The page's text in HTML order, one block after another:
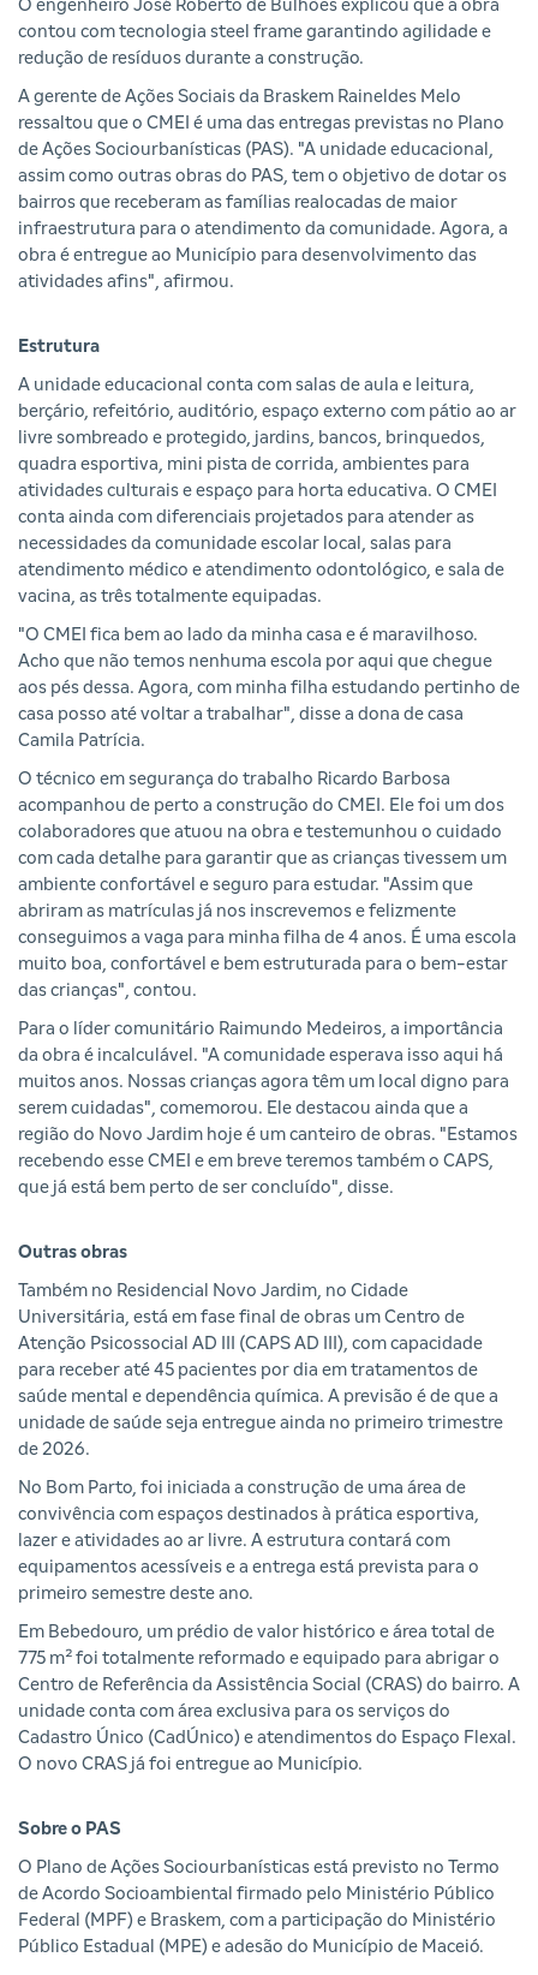
O engenheiro José Roberto de Bulhões explicou que a obra
contou com tecnologia steel frame garantindo agilidade e
redução de resíduos durante a construção.
A gerente de Ações Sociais da Braskem Raineldes Melo
ressaltou que o CMEI é uma das entregas previstas no Plano
de Ações Sociourbanísticas (PAS). "A unidade educacional,
assim como outras obras do PAS, tem o objetivo de dotar os
bairros que receberam as famílias realocadas de maior
infraestrutura para o atendimento da comunidade. Agora, a
obra é entregue ao Município para desenvolvimento das
atividades afins", afirmou.
Estrutura
A unidade educacional conta com salas de aula e leitura,
berçário, refeitório, auditório, espaço externo com pátio ao ar
livre sombreado e protegido, jardins, bancos, brinquedos,
quadra esportiva, mini pista de corrida, ambientes para
atividades culturais e espaço para horta educativa. O CMEI
conta ainda com diferenciais projetados para atender as
necessidades da comunidade escolar local, salas para
atendimento médico e atendimento odontológico, e sala de
vacina, as três totalmente equipadas.
"O CMEI fica bem ao lado da minha casa e é maravilhoso.
Acho que não temos nenhuma escola por aqui que chegue
aos pés dessa. Agora, com minha filha estudando pertinho de
casa posso até voltar a trabalhar", disse a dona de casa
Camila Patrícia.
O técnico em segurança do trabalho Ricardo Barbosa
acompanhou de perto a construção do CMEI. Ele foi um dos
colaboradores que atuou na obra e testemunhou o cuidado
com cada detalhe para garantir que as crianças tivessem um
ambiente confortável e seguro para estudar. "Assim que
abriram as matrículas já nos inscrevemos e felizmente
conseguimos a vaga para minha filha de 4 anos. É uma escola
muito boa, confortável e bem estruturada para o bem-estar
das crianças", contou.
Para o líder comunitário Raimundo Medeiros, a importância
da obra é incalculável. "A comunidade esperava isso aqui há
muitos anos. Nossas crianças agora têm um local digno para
serem cuidadas", comemorou. Ele destacou ainda que a
região do Novo Jardim hoje é um canteiro de obras. "Estamos
recebendo esse CMEI e em breve teremos também o CAPS,
que já está bem perto de ser concluído", disse.
Outras obras
Também no Residencial Novo Jardim, no Cidade
Universitária, está em fase final de obras um Centro de
Atenção Psicossocial AD III (CAPS AD III), com capacidade
para receber até 45 pacientes por dia em tratamentos de
saúde mental e dependência química. A previsão é de que a
unidade de saúde seja entregue ainda no primeiro trimestre
de 2026.
No Bom Parto, foi iniciada a construção de uma área de
convivência com espaços destinados à prática esportiva,
lazer e atividades ao ar livre. A estrutura contará com
equipamentos acessíveis e a entrega está prevista para o
primeiro semestre deste ano.
Em Bebedouro, um prédio de valor histórico e área total de
775 m² foi totalmente reformado e equipado para abrigar o
Centro de Referência da Assistência Social (CRAS) do bairro. A
unidade conta com área exclusiva para os serviços do
Cadastro Único (CadÚnico) e atendimentos do Espaço Flexal.
O novo CRAS já foi entregue ao Município.
Sobre o PAS
O Plano de Ações Sociourbanísticas está previsto no Termo
de Acordo Socioambiental firmado pelo Ministério Público
Federal (MPF) e Braskem, com a participação do Ministério
Público Estadual (MPE) e adesão do Município de Maceió.